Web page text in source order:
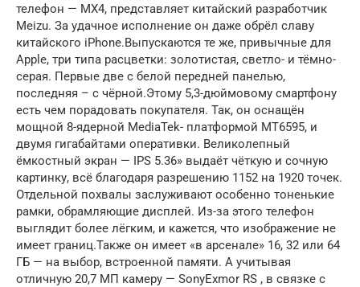
телефон — MX4, представляет китайский разработчик
Meizu. За удачное исполнение он даже обрёл славу
китайского iPhone.Выпускаются те же, привычные для
Apple, три типа расцветки: золотистая, светло- и тёмно-
серая. Первые две с белой передней панелью,
последняя – с чёрной.Этому 5,3-дюймовому смартфону
есть чем порадовать покупателя. Так, он оснащён
мощной 8-ядерной MediaTek- платформой MT6595, и
двумя гигабайтами оперативки. Великолепный
ёмкостный экран — IPS 5.36» выдаёт чёткую и сочную
картинку, всё благодаря разрешению 1152 на 1920 точек.
Отдельной похвалы заслуживают особенно тоненькие
рамки, обрамляющие дисплей. Из-за этого телефон
выглядит более лёгким, и кажется, что изображение не
имеет границ.Также он имеет «в арсенале» 16, 32 или 64
ГБ — на выбор, встроенной памяти. А учитывая
отличную 20,7 МП камеру — SonyExmor RS , в связке с